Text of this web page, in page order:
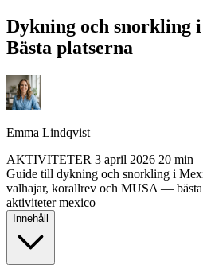
Dykning och snorkling
Bästa platserna
Emma Lindqvist
AKTIVITETER 3 april 2026 20 min
Guide till dykning och snorkling i
valhajar, korallrev och MUSA — bästa
aktiviteter mexico
Innehåll